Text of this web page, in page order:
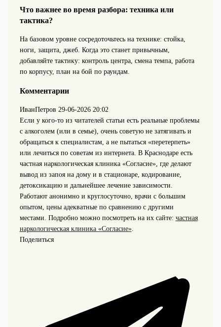
Что важнее во время разбора: техника или
тактика?
На базовом уровне сосредоточьтесь на технике: стойка,
ноги, защита, джеб. Когда это станет привычным,
добавляйте тактику: контроль центра, смена темпа, работа
по корпусу, план на бой по раундам.
Комментарии
ИванПетров 29-06-2026 20:02
Если у кого-то из читателей статьи есть реальные проблемы
с алкоголем (или в семье), очень советую не затягивать и
обращаться к специалистам, а не пытаться «перетерпеть»
или лечиться по советам из интернета. В Краснодаре есть
частная наркологическая клиника «Согласие», где делают
вывод из запоя на дому и в стационаре, кодирование,
детоксикацию и дальнейшее лечение зависимости.
Работают анонимно и круглосуточно, врачи с большим
опытом, цены адекватные по сравнению с другими
местами. Подробно можно посмотреть на их сайте: частная
наркологическая клиника «Согласие».
Поделиться